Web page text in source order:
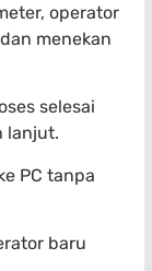
operator
menekan
selesai
lanjut.
PC tanpa
baru